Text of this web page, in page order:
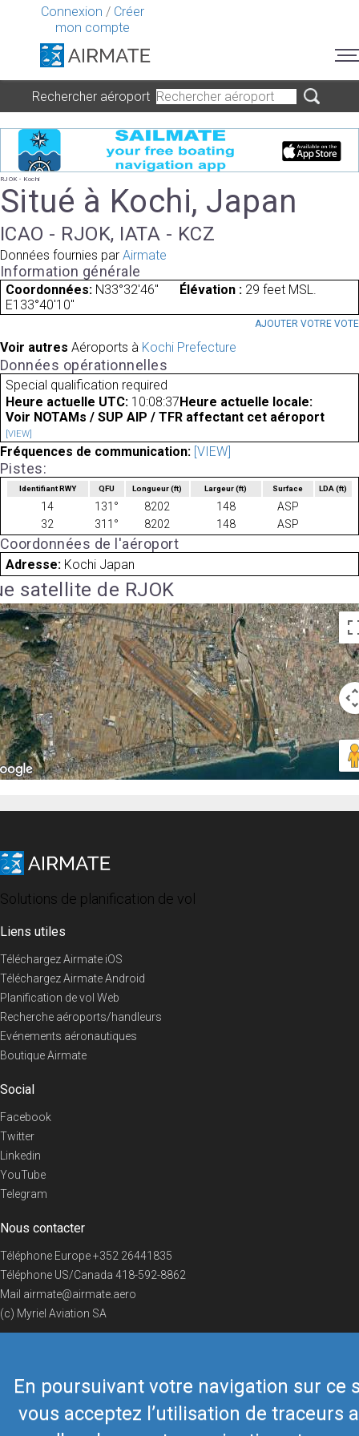
Connexion / Créer
mon compte
En poursuivant votre navigation sur ce
vous acceptez l’utilisation de traceurs
Rechercher aéroport
RJOK - Kochi
Situé à Kochi, Japan
ICAO - RJOK, IATA - KCZ
Données fournies par Airmate
Information générale
Coordonnées: N33°32'46"
E133°40'10"
Élévation : 29 feet MSL.
AJOUTER VOTRE VOTE
Voir autres Aéroports à Kochi Prefecture
Données opérationnelles
Special qualification required
Heure actuelle UTC: 10:08:37 Heure actuelle locale:
Voir NOTAMs / SUP AIP / TFR affectant cet aéroport
[VIEW]
Fréquences de communication: [VIEW]
Pistes:
Identifiant RWY QFU Longueur(ft) Largeur(ft) Surface LDA(ft)
14 131° 8202 148
ASP
32
311° 8202 148 ASP
Coordonnées de l'aéroport
Adresse: Kochi Japan
satellite de RJOK
Solutions de planification de vol
Liens utiles
Téléchargez Airmate iOS
Téléchargez Airmate Android
Planification de vol Web
Recherche aéroports/handleurs
Evénements aéronautiques
Boutique Airmate
Social
Facebook
Twitter
Linkedin
YouTube
Telegram
Nous contacter
Téléphone Europe+352 26441835
Téléphone US/Canada 418-592-8862
Mail airmate@airmate.aero
(c) Myriel Aviation SA
© 2019 Airmate - Conditions d'utilisation - Vie privée Back to top